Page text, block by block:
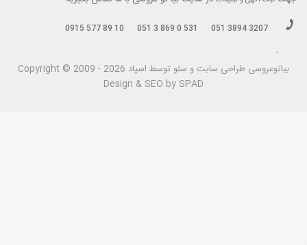
051 3894 3207
051 3 869 0 531
0915 577 89 10
.
بیاتوعروسی Copyright © 2009 - 2026 طراحی سايت و سئو توسط اسپاد
Design & SEO by SPAD